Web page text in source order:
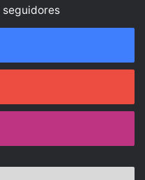
seguidores